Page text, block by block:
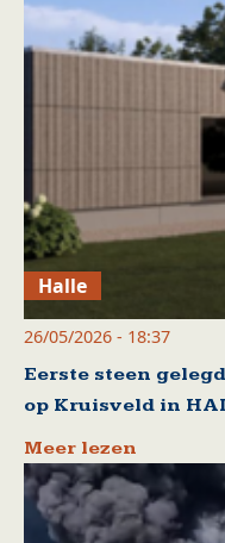
Halle
26/05/2026 - 18:37
Eerste steen
op Kruisveld in
Meer lezen